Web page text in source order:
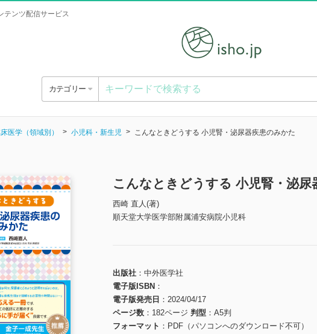
テンツ配信サービス
カテゴリー
医学（領域別） 小児科・新生児 こんなときどうする 小児腎・泌尿器疾患のみかた
こんなときどうする 小児腎・泌尿
西崎 直人(著)
順天堂大学医学部附属浦安病院小児科
出版社
中外医学社
電子版ISBN
電子版発売日
2024/04/17
ページ数
182ページ 判型
A5判
フォーマット
PDF（パソコンへのダウンロード不可）